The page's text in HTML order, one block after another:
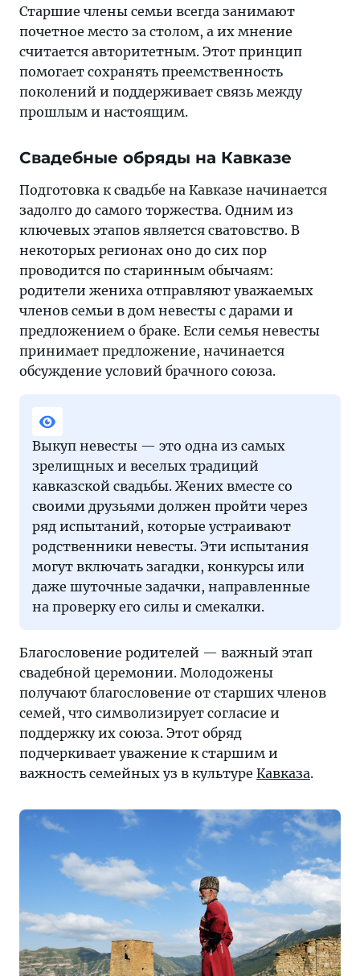
Старшие члены семьи всегда занимают
почетное место за столом, а их мнение
считается авторитетным. Этот принцип
помогает сохранять преемственность
поколений и поддерживает связь между
прошлым и настоящим.
Свадебные обряды на Кавказе
Подготовка к свадьбе на Кавказе начинается
задолго до самого торжества. Одним из
ключевых этапов является сватовство. В
некоторых регионах оно до сих пор
проводится по старинным обычаям:
родители жениха отправляют уважаемых
членов семьи в дом невесты с дарами и
предложением о браке. Если семья невесты
принимает предложение, начинается
обсуждение условий брачного союза.
Выкуп невесты — это одна из самых
зрелищных и веселых традиций
кавказской свадьбы. Жених вместе со
своими друзьями должен пройти через
ряд испытаний, которые устраивают
родственники невесты. Эти испытания
могут включать загадки, конкурсы или
даже шуточные задачки, направленные
на проверку его силы и смекалки.
Благословение родителей — важный этап
свадебной церемонии. Молодожены
получают благословение от старших членов
семей, что символизирует согласие и
поддержку их союза. Этот обряд
подчеркивает уважение к старшим и
важность семейных уз в культуре Кавказа.